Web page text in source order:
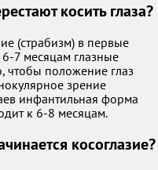
косить глаза?
(страбизм) в первые
7 месяцам глазные
положение глаз
зрение
инфантильная форма
к 6-8 месяцам.
косоглазие?